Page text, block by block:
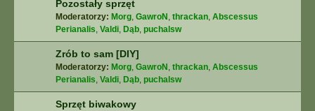
Pozostały sprzęt
Moderatorzy: Morg, GawroN , thrackan, Abscessus
Perianalis, Valdi, Dąb, puchalsw
Zrób to sam [DIY]
Moderatorzy: Morg, GawroN , thrackan, Abscessus
Perianalis, Valdi, Dąb, puchalsw
Sprzęt biwakowy